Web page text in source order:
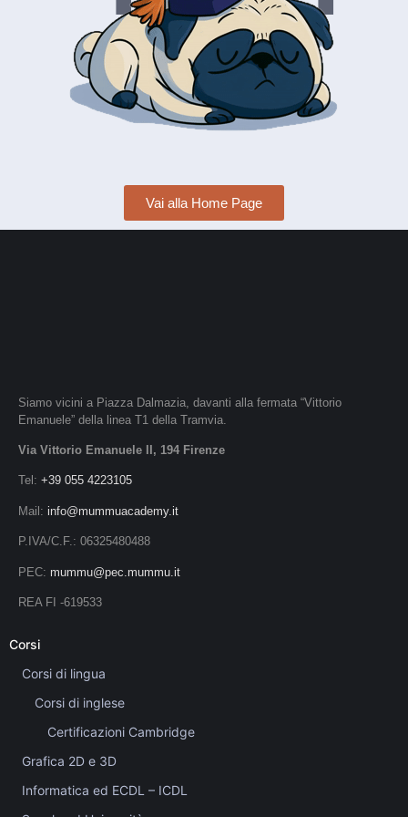
Vai alla Home Page
Siamo vicini a Piazza Dalmazia, davanti alla fermata “Vittorio
Emanuele” della linea T1 della Tramvia.
Via Vittorio Emanuele II, 194 Firenze
Tel: +39 055 4223105
Mail: info@mummuacademy.it
P.IVA/C.F.: 06325480488
PEC: mummu@pec.mummu.it
REA FI -619533
Corsi
Corsi di lingua
Corsi di inglese
Certificazioni Cambridge
Grafica 2D e 3D
Informatica ed ECDL – ICDL